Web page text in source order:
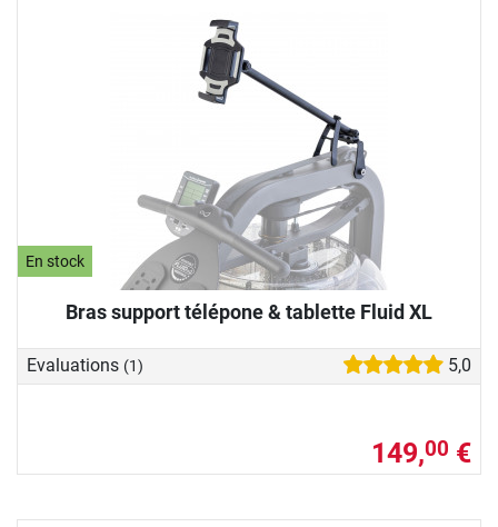
En stock
Bras support télépone & tablette Fluid XL
Evaluations (1) 5,0
149,00 €